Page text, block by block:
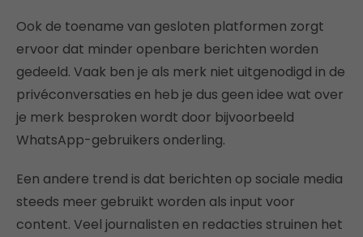
Ook de toename van gesloten platformen zorgt
ervoor dat minder openbare berichten worden
gedeeld. Vaak ben je als merk niet uitgenodigd in de
privéconversaties en heb je dus geen idee wat over
je merk besproken wordt door bijvoorbeeld
WhatsApp-gebruikers onderling.
Een andere trend is dat berichten op sociale media
steeds meer gebruikt worden als input voor
content. Veel journalisten en redacties struinen het